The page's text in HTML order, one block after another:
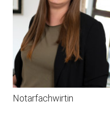
Notarfachwirtin